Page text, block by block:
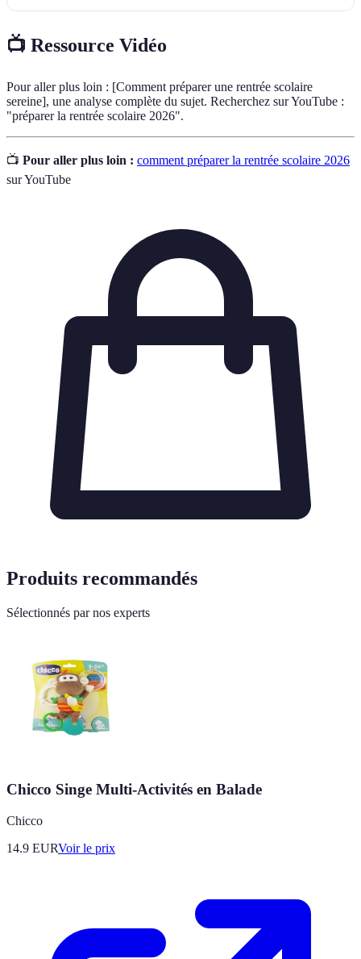
📺 Ressource Vidéo
Pour aller plus loin : [Comment préparer une rentrée scolaire
sereine], une analyse complète du sujet. Recherchez sur YouTube :
"préparer la rentrée scolaire 2026".
📺 Pour aller plus loin : comment préparer la rentrée scolaire 2026
sur YouTube
Produits recommandés
Sélectionnés par nos experts
Chicco Singe Multi-Activités en Balade
Chicco
14.9 EURVoir le prix